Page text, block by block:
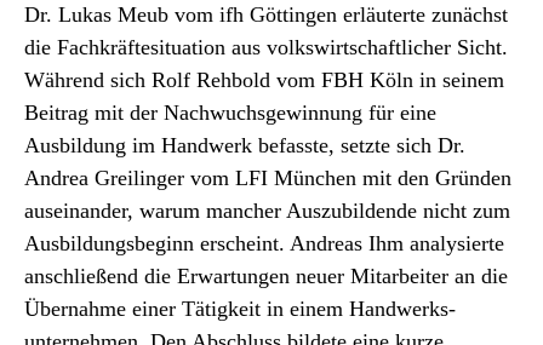
Dr. Lukas Meub vom ifh Göttingen erläuterte zunächst
die Fachkräftesituation aus volkswirtschaftlicher Sicht.
Während sich Rolf Rehbold vom FBH Köln in seinem
Beitrag mit der Nachwuchsgewinnung für eine
Ausbildung im Handwerk befasste, setzte sich Dr.
Andrea Greilinger vom LFI München mit den Gründen
auseinander, warum mancher Auszubildende nicht zum
Ausbildungsbeginn erscheint. Andreas Ihm analysierte
anschließend die Erwartungen neuer Mitarbeiter an die
Übernahme einer Tätigkeit in einem Handwerks­